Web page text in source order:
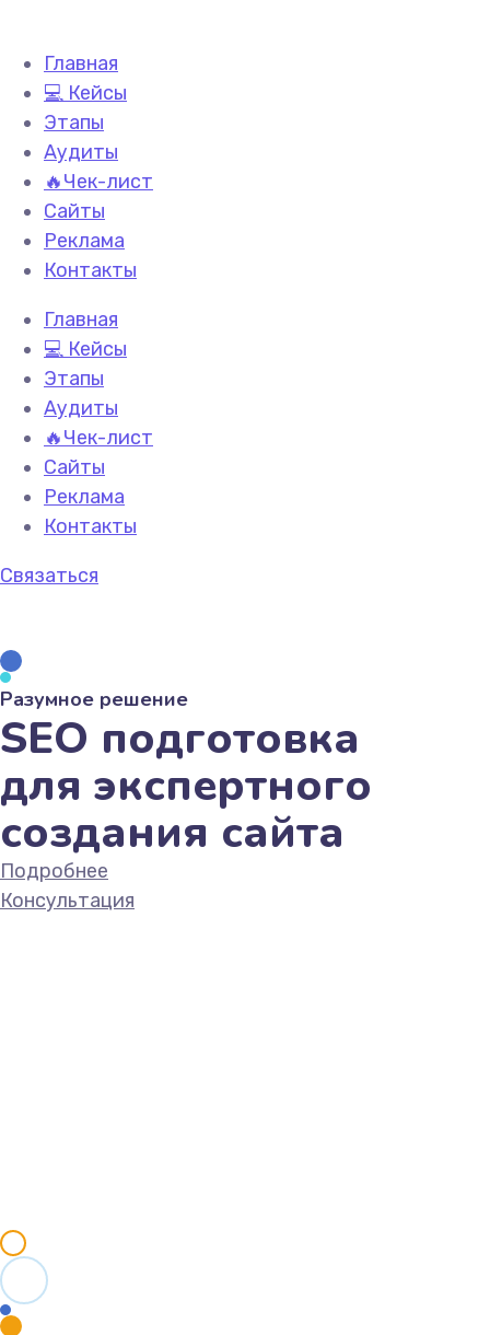
Главная
💻 Кейсы
Этапы
Аудиты
🔥Чек-лист
Сайты
Реклама
Контакты
Главная
💻 Кейсы
Этапы
Аудиты
🔥Чек-лист
Сайты
Реклама
Контакты
Связаться
Разумное решение
SEO подготовка
для экспертного
создания сайта
Подробнее
Консультация